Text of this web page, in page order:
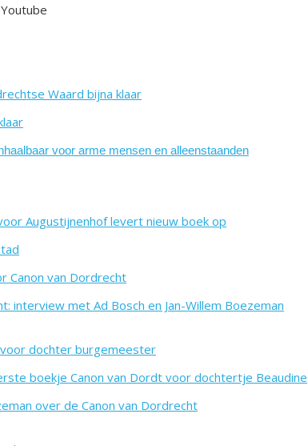
Youtube
Waard bijna klaar
voor arme mensen en alleenstaanden
Augustijnenhof levert nieuw boek op
Canon van Dordrecht
interview met Ad Bosch en Jan-Willem Boezeman
dochter burgemeester
boekje Canon van Dordt voor dochtertje Beaudine
over de Canon van Dordrecht